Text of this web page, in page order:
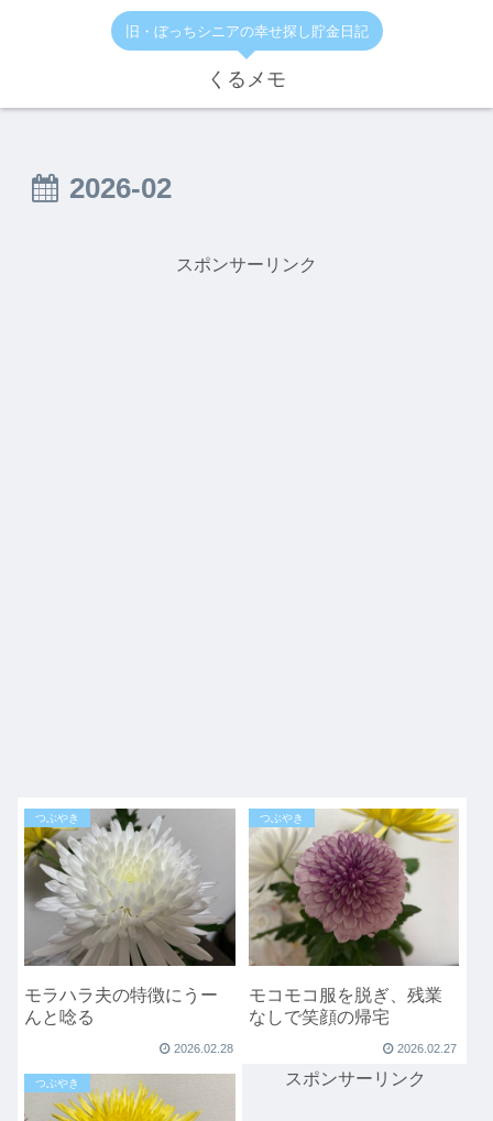
旧・ぼっちシニアの幸せ探し貯金日記
くるメモ
2026-02
スポンサーリンク
つぶやき
モラハラ夫の特徴にうー
んと唸る
2026.02.28
つぶやき
モコモコ服を脱ぎ、残業
なしで笑顔の帰宅
2026.02.27
つぶやき スポンサーリンク